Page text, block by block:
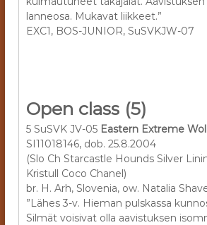
lanneosa. Mukavat liikkeet.”
EXC1, BOS-JUNIOR, SuSVKJW-07
Open class (5)
5 SuSVK JV-05 Eastern Extreme
SI11018146, dob. 25.8.2004
(Slo Ch Starcastle Hounds Silver
Kristull Coco Chanel)
br. H. Arh, Slovenia, ow. Natalia
”Lähes 3-v. Hieman pulskassa
Silmät voisivat olla aavistuksen